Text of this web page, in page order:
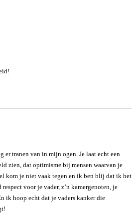
er tranen van in mijn ogen. Je laat echt een
zien, dat optimisme bij mensen waarvan je
kom je niet vaak tegen en ik ben blij dat ik het
voor je vader, z’n kamergenoten, je
ik hoop echt dat je vaders kanker die